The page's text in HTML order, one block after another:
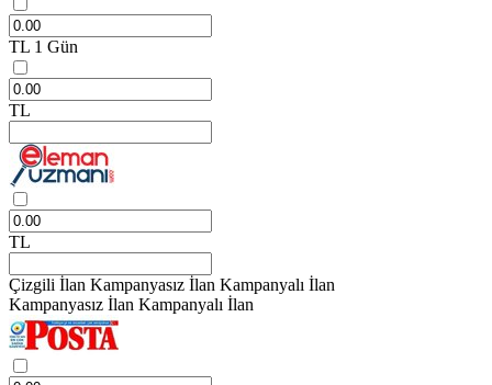
TL 1 Gün
TL
TL
Çizgili İlan Kampanyasız İlan Kampanyalı İlan
Kampanyasız İlan Kampanyalı İlan